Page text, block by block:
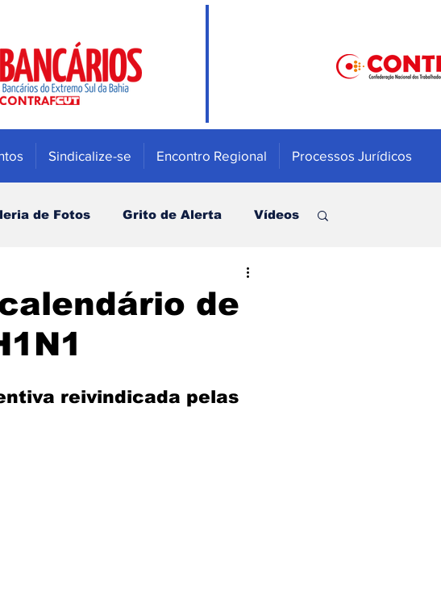
Sindicalize-se Encontro Regional Processos Jurídicos
de Fotos Grito de Alerta Vídeos
Bradesco
Assembleia Mercantil
de
reivindicada pelas